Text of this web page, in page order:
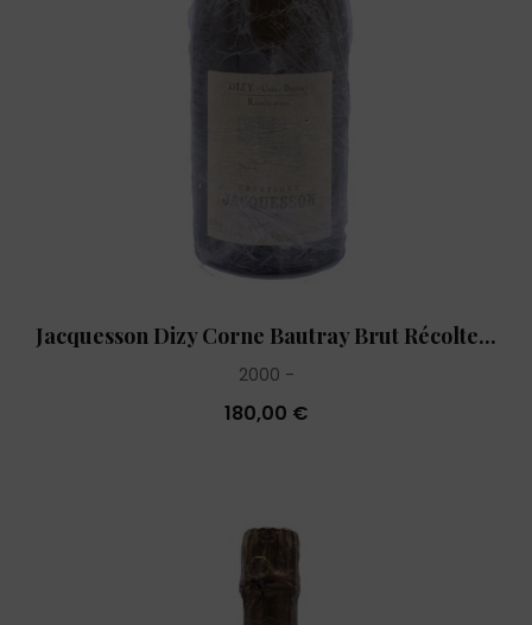
Jacquesson Dizy Corne Bautray Brut Récolte...
2000
180,00 €